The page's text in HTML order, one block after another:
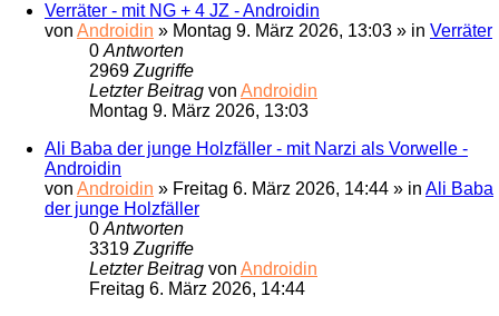
Verräter - mit NG + 4 JZ - Androidin
von Androidin » Montag 9. März 2026, 13:03 » in Verräter
0Antworten
2969Zugriffe
Letzter Beitrag von Androidin
Montag 9. März 2026, 13:03
Ali Baba der junge Holzfäller - mit Narzi als Vorwelle -
Androidin
von Androidin » Freitag 6. März 2026, 14:44 » in Ali Baba
der junge Holzfäller
0Antworten
3319Zugriffe
Letzter Beitrag von Androidin
Freitag 6. März 2026, 14:44